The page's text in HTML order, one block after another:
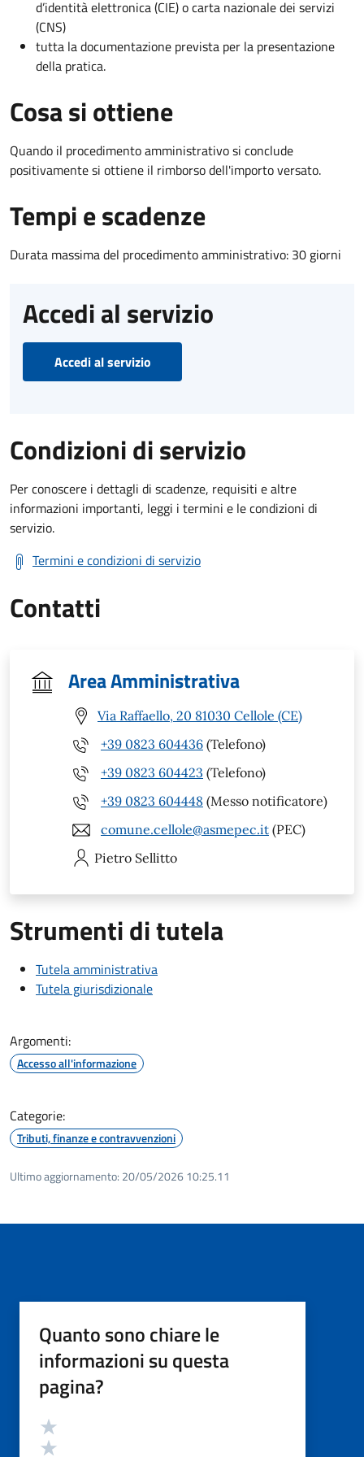
d’identità elettronica (CIE) o carta nazionale dei servizi
(CNS)
tutta la documentazione prevista per la presentazione
della pratica.
Cosa si ottiene
Quando il procedimento amministrativo si conclude
positivamente si ottiene il rimborso dell'importo versato.
Tempi e scadenze
Durata massima del procedimento amministrativo: 30 giorni
Accedi al servizio
Accedi al servizio
Condizioni di servizio
Per conoscere i dettagli di scadenze, requisiti e altre
informazioni importanti, leggi i termini e le condizioni di
servizio.
Termini e condizioni di servizio
Contatti
Area Amministrativa
Via Raffaello, 20 81030 Cellole (CE)
+39 0823 604436 (Telefono)
+39 0823 604423 (Telefono)
+39 0823 604448 (Messo notificatore)
comune.cellole@asmepec.it (PEC)
Pietro Sellitto
Strumenti di tutela
Tutela amministrativa
Tutela giurisdizionale
Argomenti:
Accesso all'informazione
Categorie:
Tributi, finanze e contravvenzioni
Ultimo aggiornamento: 20/05/2026 10:25.11
Quanto sono chiare le
informazioni su questa
pagina?
Valutazione